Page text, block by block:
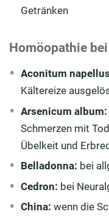
Getränken
Homöopathie
Aconitum
Kältereize
Arsenicum album:
Schmerzen mit
Übelkeit und
Belladonna: bei
Cedron: bei
China: wenn die